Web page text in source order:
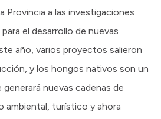
Provincia a las investigaciones
el desarrollo de nuevas
año, varios proyectos salieron
y los hongos nativos son un
nuevas cadenas de
ambiental, turístico y ahora